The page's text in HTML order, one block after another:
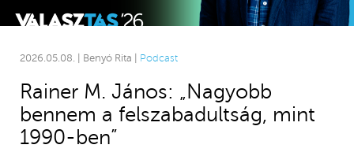
2026.05.08. | Benyó Rita | Podcast
Rainer M. János: „Nagyobb
bennem a felszabadultság, mint
1990-ben”